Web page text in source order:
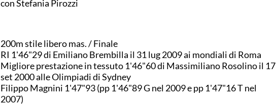
con Stefania Pirozzi
200m stile libero mas. / Finale
RI 1'46"29 di Emiliano Brembilla il 31 lug 2009 ai mondiali di Roma
Migliore prestazione in tessuto 1'46"60 di Massimiliano Rosolino il 17
set 2000 alle Olimpiadi di Sydney
Filippo Magnini 1'47"93 (pp 1'46"89 G nel 2009 e pp 1'47"16 T nel
2007)